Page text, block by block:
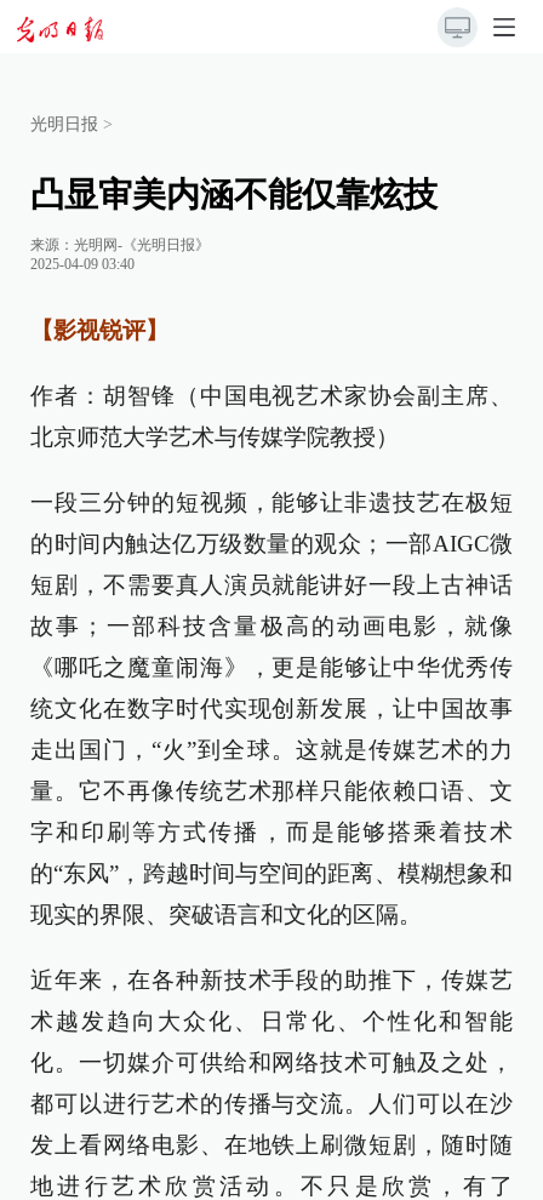
光明日报 >
凸显审美内涵不能仅靠炫技
来源： 光明网-《光明日报》
2025-04-09 03:40
【影视锐评】
作者：胡智锋（中国电视艺术家协会副主席、
北京师范大学艺术与传媒学院教授）
一段三分钟的短视频，能够让非遗技艺在极短
的时间内触达亿万级数量的观众；一部AIGC微
短剧，不需要真人演员就能讲好一段上古神话
故事；一部科技含量极高的动画电影，就像
《哪吒之魔童闹海》，更是能够让中华优秀传
统文化在数字时代实现创新发展，让中国故事
走出国门，“火”到全球。这就是传媒艺术的力
量。它不再像传统艺术那样只能依赖口语、文
字和印刷等方式传播，而是能够搭乘着技术
的“东风”，跨越时间与空间的距离、模糊想象和
现实的界限、突破语言和文化的区隔。
近年来，在各种新技术手段的助推下，传媒艺
术越发趋向大众化、日常化、个性化和智能
化。一切媒介可供给和网络技术可触及之处，
都可以进行艺术的传播与交流。人们可以在沙
发上看网络电影、在地铁上刷微短剧，随时随
地进行艺术欣赏活动。不只是欣赏，有了